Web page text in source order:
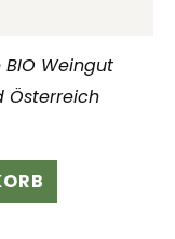
Weingut
Österreich